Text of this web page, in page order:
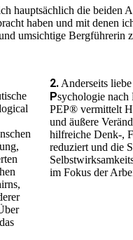
hauptsächlich die beiden
haben und mit denen
umsichtige Bergführerin
2. Anderseits
Psychologie
PEP® vermittelt
und äußere
hilfreiche Denk-,
reduziert und die
im Fokus der